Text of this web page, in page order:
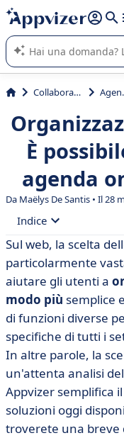
righe con
shift + enter
L'IA di Appvizer vi guida
software SaaS per la
Collaborativi
È
agenda
Da Maëlys De Santis • Il 28
Indice
• Tabella di
• Calendario di
• Calendario di
• Agenda en
• Asana
• Doodle
• Joynit
Sul web, la scelta
particolarmente
aiutare gli utenti a
modo più semplice
di funzioni diverse
specifiche di tutti i
In altre parole, la
un'attenta analisi
Appvizer semplifica
soluzioni oggi
troverete una breve